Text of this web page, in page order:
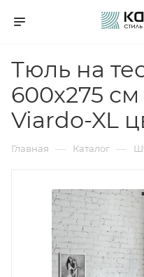
Тюль на
600х275
Viardo-XL
Главная — Каталог —